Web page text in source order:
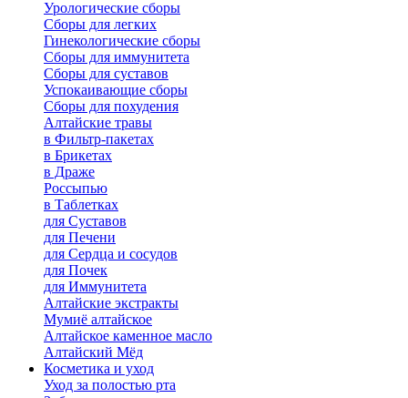
Урологические сборы
Сборы для легких
Гинекологические сборы
Сборы для иммунитета
Сборы для суставов
Успокаивающие сборы
Сборы для похудения
Алтайские травы
в Фильтр-пакетах
в Брикетах
в Драже
Россыпью
в Таблетках
для Cуставов
для Печени
для Сердца и сосудов
для Почек
для Иммунитета
Алтайские экстракты
Мумиё алтайское
Алтайское каменное масло
Алтайский Мёд
Косметика и уход
Уход за полостью рта